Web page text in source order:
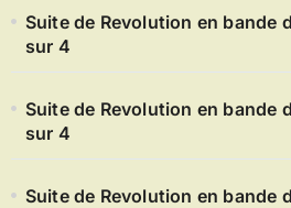
Suite de Revolution en bande
sur 4
Suite de Revolution en bande
sur 4
Suite de Revolution en bande